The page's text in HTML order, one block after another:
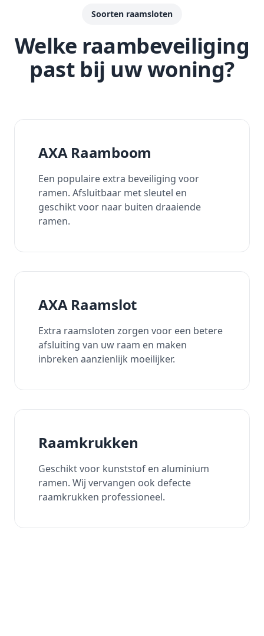
Soorten raamsloten
Welke raambeveiliging
past bij uw woning?
AXA Raamboom
Een populaire extra beveiliging voor
ramen. Afsluitbaar met sleutel en
geschikt voor naar buiten draaiende
ramen.
AXA Raamslot
Extra raamsloten zorgen voor een betere
afsluiting van uw raam en maken
inbreken aanzienlijk moeilijker.
Raamkrukken
Geschikt voor kunststof en aluminium
ramen. Wij vervangen ook defecte
raamkrukken professioneel.